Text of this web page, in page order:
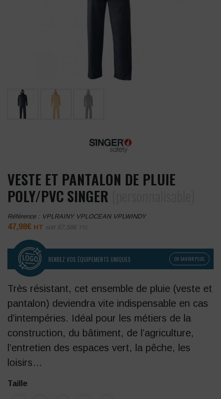
VESTE ET PANTALON DE PLUIE
POLY/PVC SINGER
Référence : VPLRAINY VPLOCEAN VPLWINDY
47,98€ HT soit 57,58€ TTC
RENDEZ VOS ÉQUIPEMENTS UNIQUES EN SAVOIR PLUS
Très résistant, cet ensemble de pluie (veste et
pantalon) deviendra vite indispensable en cas
d’intempéries. Idéal pour les métiers de la
construction, du bâtiment, de l’agriculture,
l’entretien des espaces vert, la pêche, les
loisirs…
Taille